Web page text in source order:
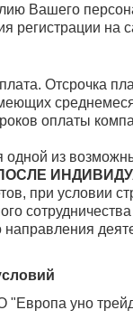
Вашего
регистрации на
Отсрочка
оплаты
одной из
при условии
"Европа уно